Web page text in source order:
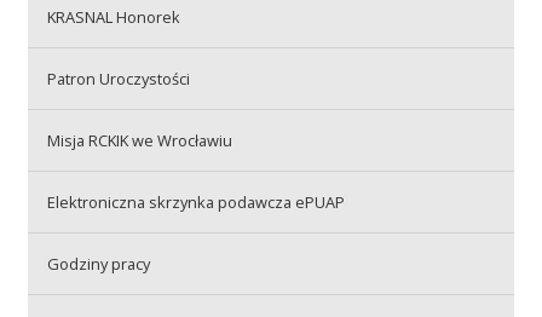
Praca
BIP
KRASNAL Honorek
Patron Uroczystości
Misja RCKIK we Wrocławiu
Elektroniczna skrzynka podawcza ePUAP
Godziny pracy